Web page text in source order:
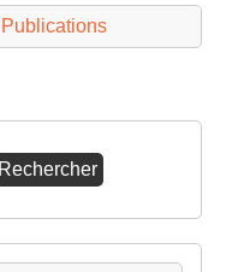
Publications